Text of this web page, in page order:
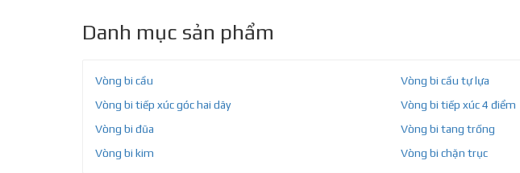
Danh mục sản phẩm
Vòng bi cầu Vòng bi cầu tự lựa
Vòng bi tiếp xúc góc hai dãy
Vòng bi tiếp xúc 4 điểm
Vòng bi đũa
Vòng bi tang trống
Vòng bi kim
Vòng bi chặn trục